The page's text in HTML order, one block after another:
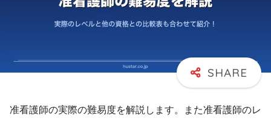
准看護師の実際の難易度を解説します。また准看護師のレ